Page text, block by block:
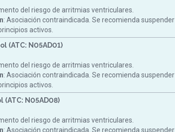
del riesgo de arritmias ventriculares.
: Asociación contraindicada. Se recomienda suspender
activos.
(ATC: N05AD01)
del riesgo de arritmias ventriculares.
: Asociación contraindicada. Se recomienda suspender
activos.
N05AD08)
del riesgo de arritmias ventriculares.
: Asociación contraindicada. Se recomienda suspender